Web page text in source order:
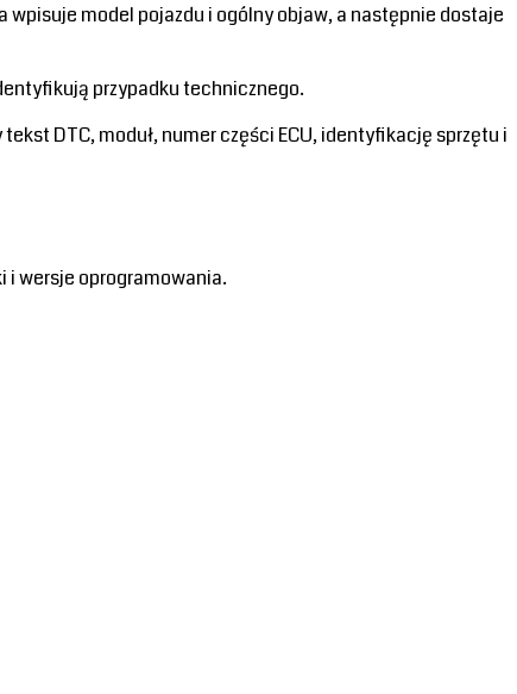
model pojazdu i ogólny objaw, a następnie dostaje
przypadku technicznego.
DTC, moduł, numer części ECU, identyfikację sprzętu i
i wersje oprogramowania.